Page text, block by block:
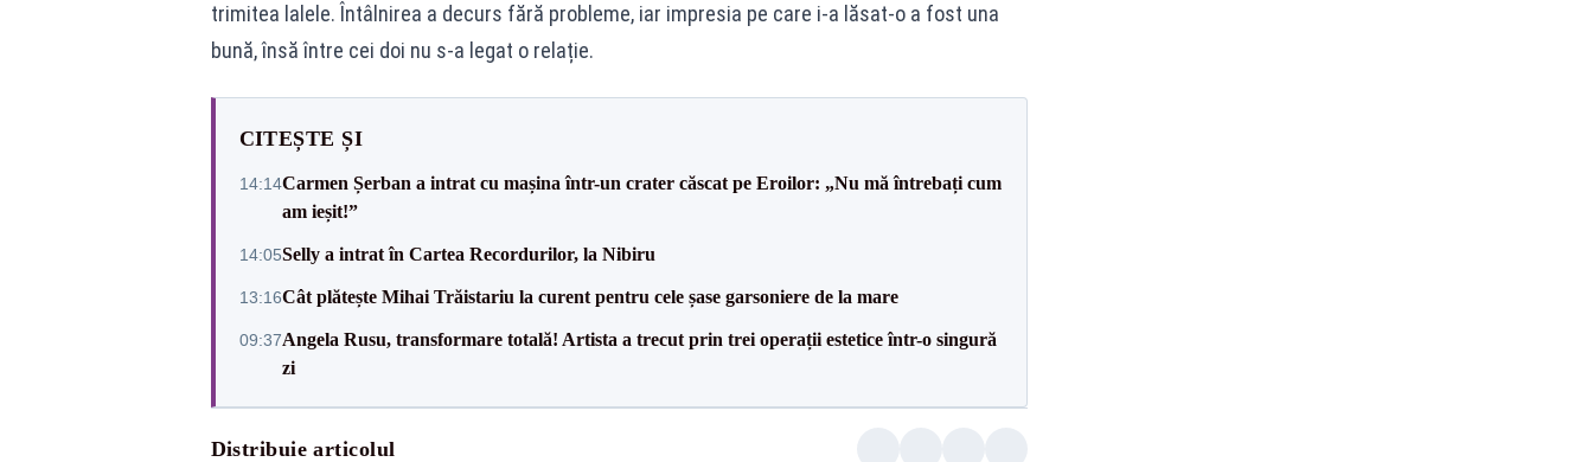
trimitea lalele. Întâlnirea a decurs fără probleme, iar impresia pe care i-a lăsat-o a fost una
bună, însă între cei doi nu s-a legat o relație.
CITEȘTE ȘI
14:14Carmen Șerban a intrat cu mașina într-un crater căscat pe Eroilor: „Nu mă întrebați cum
am ieșit!”
14:05Selly a intrat în Cartea Recordurilor, la Nibiru
13:16Cât plătește Mihai Trăistariu la curent pentru cele șase garsoniere de la mare
09:37Angela Rusu, transformare totală! Artista a trecut prin trei operații estetice într-o singură
zi
Distribuie articolul